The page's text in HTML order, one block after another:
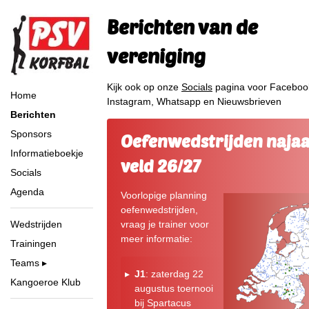
Home
Berichten
Sponsors
Informatieboekje
Socials
Agenda
Wedstrijden
Trainingen
Teams
Kangoeroe Klub
Berichten van de
vereniging
Kijk ook op onze Socials pagina voor
Instagram, Whatsapp en Nieuwsbrieven
Oefenwedstrijden
veld 26/27
Voorlopige planning
oefenwedstrijden,
vraag je trainer voor
meer informatie:
J1: zaterdag 22
augustus toernooi
bij Spartacus